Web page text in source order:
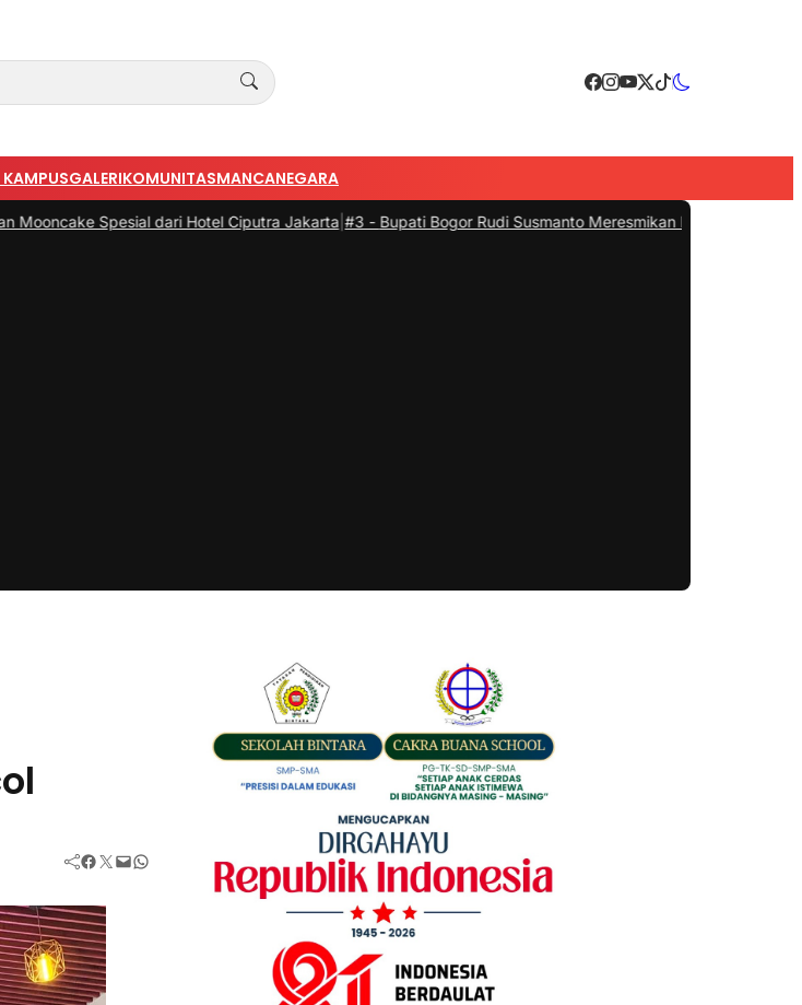
GALERIKOMUNITASMANCANEGARA
dari Hotel Ciputra Jakarta|#3 -Bupati Bogor Rudi Susmanto Meresmikan Pasar Hewan Jonggol, Jadi
Facebook Twitter Mail WhatsApp